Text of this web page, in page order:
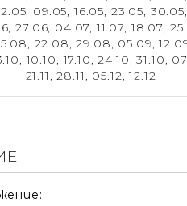
09.05,16.05, 23.05, 30.05,
27.06, 04.07,11.07,18.07,
22.08,29.08, 05.09,
10.10,17.10,24.10,31.10,
21.11,28.11, 05.12,12.12